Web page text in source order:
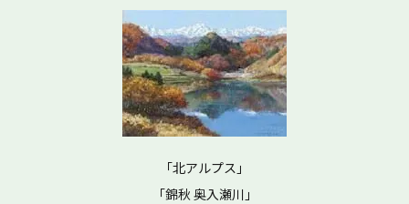
「北アルプス」
「錦秋 奥入瀬川」